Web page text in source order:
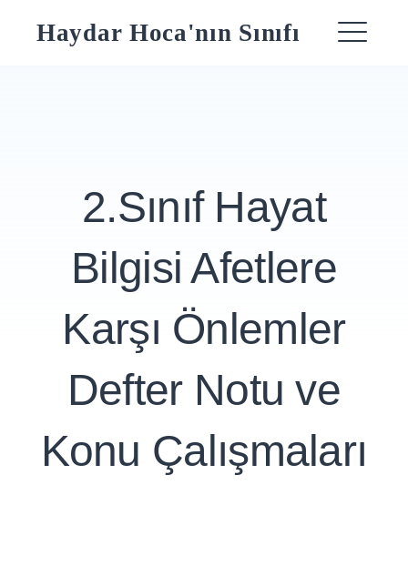
Haydar Hoca'nın Sınıfı
2.Sınıf Hayat
Bilgisi Afetlere
Karşı Önlemler
Defter Notu ve
Konu Çalışmaları